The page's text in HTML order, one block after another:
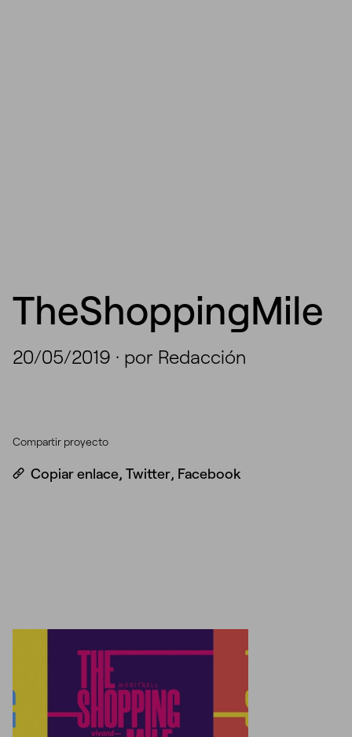
TheShoppingMile
20/05/2019 · por Redacción
Compartir proyecto
Copiar enlace, Twitter, Facebook